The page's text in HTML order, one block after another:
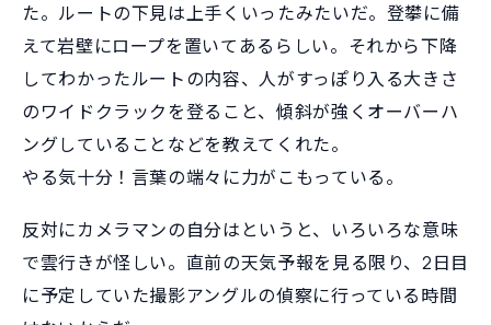
た。ルートの下見は上手くいったみたいだ。登攀に備
えて岩壁にロープを置いてあるらしい。それから下降
してわかったルートの内容、人がすっぽり入る大きさ
のワイドクラックを登ること、傾斜が強くオーバーハ
ングしていることなどを教えてくれた。
やる気十分！言葉の端々に力がこもっている。
反対にカメラマンの自分はというと、いろいろな意味
で雲行きが怪しい。直前の天気予報を見る限り、2日目
に予定していた撮影アングルの偵察に行っている時間